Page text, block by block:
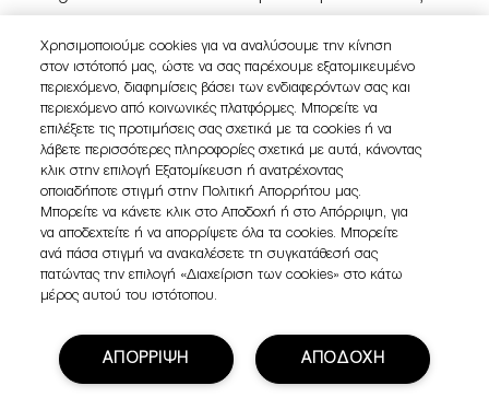
Twitter
Διαχειριστείτε τα Cookies
του Ιστότοπου
© Clinique Laboratories, llc. All Rights Reserved
Χρησιμοποιούμε cookies για να αναλύσουμε την κίνηση
στον ιστότοπό μας, ώστε να σας παρέχουμε εξατομικευμένο
περιεχόμενο, διαφημίσεις βάσει των ενδιαφερόντων σας και
περιεχόμενο από κοινωνικές πλατφόρμες. Μπορείτε να
επιλέξετε τις προτιμήσεις σας σχετικά με τα cookies ή να
λάβετε περισσότερες πληροφορίες σχετικά με αυτά, κάνοντας
κλικ στην επιλογή Εξατομίκευση ή ανατρέχοντας
οποιαδήποτε στιγμή στην Πολιτική Απορρήτου μας.
Μπορείτε να κάνετε κλικ στο Αποδοχή ή στο Απόρριψη, για
να αποδεχτείτε ή να απορρίψετε όλα τα cookies. Μπορείτε
ανά πάσα στιγμή να ανακαλέσετε τη συγκατάθεσή σας
πατώντας την επιλογή «Διαχείριση των cookies» στο κάτω
μέρος αυτού του ιστότοπου.
ΑΠΟΔΟΧΗ
ΑΠΟΡΡΙΨΗ